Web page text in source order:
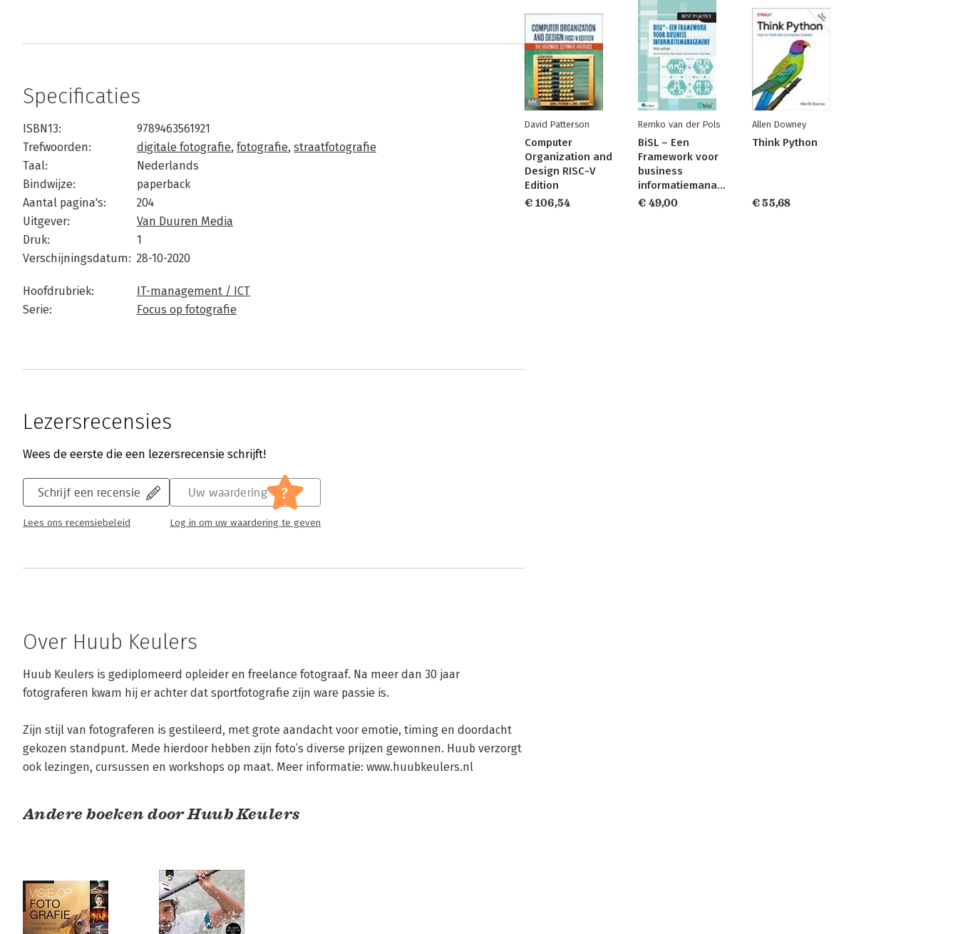
Specificaties
ISBN13:
9789463561921
Trefwoorden:
digitale fotografie, fotografie, straatfotografie
Taal:
Nederlands
Bindwijze:
paperback
Aantal pagina's:
204
Uitgever:
Van Duuren Media
Druk:
1
Verschijningsdatum: 28-10-2020
Hoofdrubriek:
IT-management / ICT
Serie:
Focus op fotografie
Lezersrecensies
Wees de eerste die een lezersrecensie schrijft!
Schrijf een recensie
Lees ons recensiebeleid
Uw waardering ?
Log in om uw waardering te geven
Over Huub Keulers
Huub Keulers is gediplomeerd opleider en freelance fotograaf. Na meer dan 30 jaar
fotograferen kwam hij er achter dat sportfotografie zijn ware passie is.
Zijn stijl van fotograferen is gestileerd, met grote aandacht voor emotie, timing en doordacht
gekozen standpunt. Mede hierdoor hebben zijn foto’s diverse prijzen gewonnen. Huub verzorgt
ook lezingen, cursussen en workshops op maat. Meer informatie: www.huubkeulers.nl
Andere boeken door Huub Keulers
David Patterson
Computer
Organization and
Design RISC-V
Edition
€ 106,54
Remko van der Pols
BiSL – Een
Framework voor
business
informatiemanagement
€ 49,00
Allen Downey
Think Python
€ 55,68